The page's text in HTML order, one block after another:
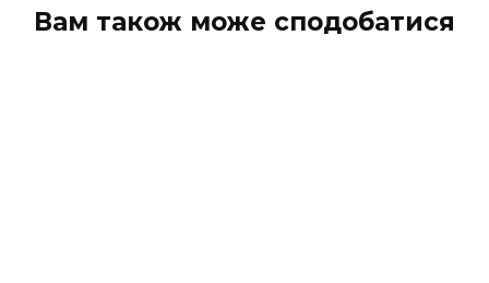
Вам також може сподобатися